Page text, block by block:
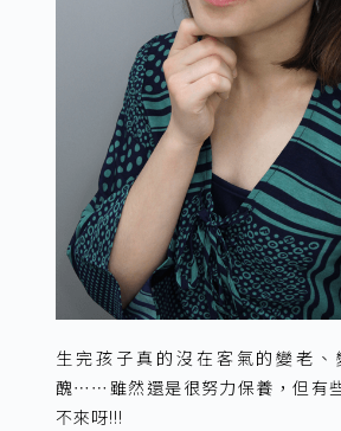
生完孩子真的沒在客氣的變老
醜⋯⋯雖然還是很努力保養，但有
不來呀!!!